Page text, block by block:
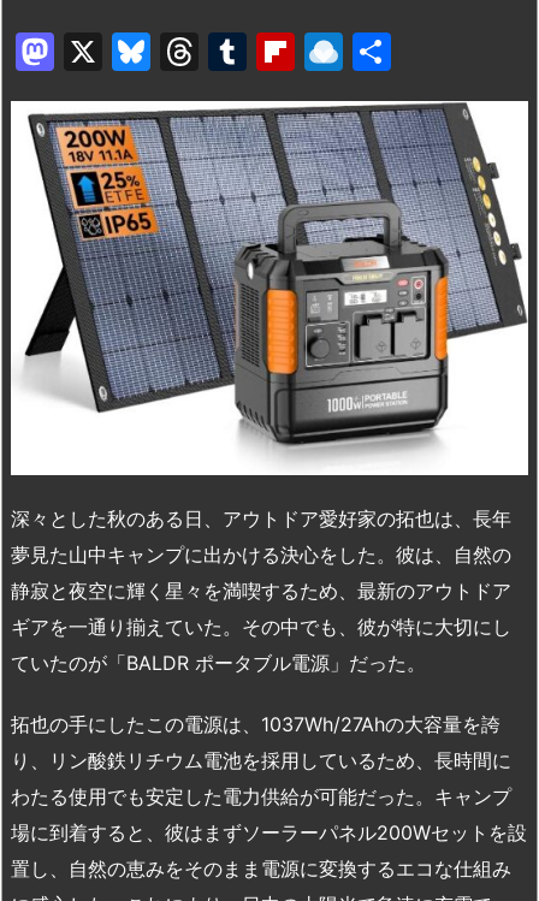
M
a
st
o
d
o
n
X
Bl
u
e
s
k
y
T
hr
e
a
d
s
T
u
m
bl
r
Fl
ip
b
o
ar
d
R
ai
n
dr
o
p.
io
有
深々とした秋のある日、アウトドア愛好家の拓也は、長年
夢見た山中キャンプに出かける決心をした。彼は、自然の
静寂と夜空に輝く星々を満喫するため、最新のアウトドア
ギアを一通り揃えていた。その中でも、彼が特に大切にし
ていたのが「BALDR ポータブル電源」だった。
拓也の手にしたこの電源は、1037Wh/27Ahの大容量を誇
り、リン酸鉄リチウム電池を採用しているため、長時間に
わたる使用でも安定した電力供給が可能だった。キャンプ
場に到着すると、彼はまずソーラーパネル200Wセットを設
置し、自然の恵みをそのまま電源に変換するエコな仕組み